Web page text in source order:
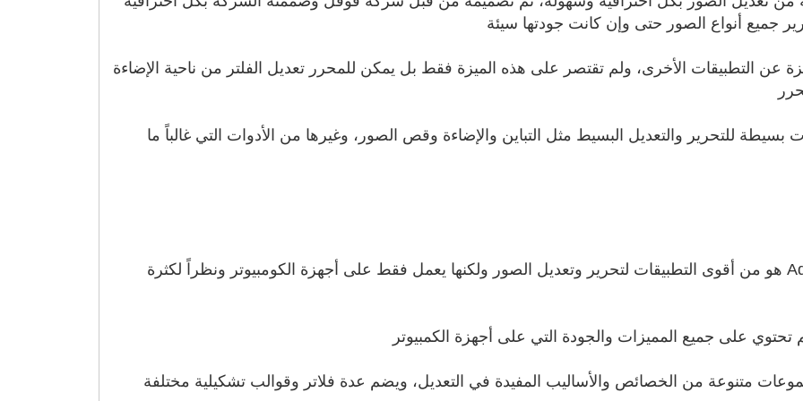
جميع أنواع الصور حتى وإن كانت جودتها سيئة
عن التطبيقات الأخرى، ولم تقتصر على هذه الميزة فقط بل يمكن للمحرر تعديل الفلتر من ناحية الإضاءة
للتحرير والتعديل البسيط مثل التباين والإضاءة وقص الصور، وغيرها من الأدوات التي غالباً ما
بشكل عام تطبيق Adobe Photoshop Express هو من أقوى التطبيقات لتحرير وتعديل الصور ولكنها يعمل فقط على أجهزة الكومبيوتر ونظراً لكثرة
تحتوي على جميع المميزات والجودة التي على أجهزة الكمبيوتر
متنوعة من الخصائص والأساليب المفيدة في التعديل، ويضم عدة فلاتر وقوالب تشكيلية مختلفة